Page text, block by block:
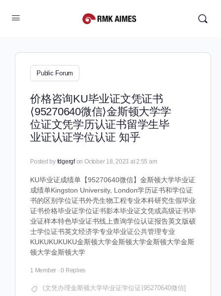
Public Forum
价格咨询KU毕业证文凭证书
⟨95270640微信⟩金斯顿大学学
位证文凭学历认证书留学生毕
业证认证学位认证 知乎
Posted by fdgergf on October 18, 2023 at 2:55 am
KU毕业证成绩单【95270640微信】金斯顿大学毕业证
成绩单Kingston University, London学历证书和学位证
书的区别学位证书外壳生物工程专业本科研究生假毕业
证书价格毕业证学位证书影本毕业证文凭或高级证书毕
业证样本特色毕业证书线上查询学位认证报告英文版硕
士学位证书英文经济学专业毕业证公共管理专业
KUKUKUKUKU金斯顿大学金斯顿大学金斯顿大学金斯
顿大学金斯顿大学
1 Member · 0 Replies
⟨文凭办理金斯顿大学毕业证学位证⟨95270640微信]